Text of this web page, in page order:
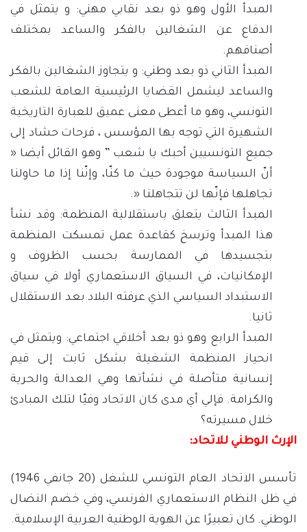
المبدأ الأول وهو ذو بعد نقابي مهني: و يتمثل في
الدفاع عن الشغالين بالفكر والساعد بمختلف
أصنافهم.
المبدأ الثاني ذو بعد وطني: و يتجاوز الشغالين بالفكر
والساعد ليشمل القضايا الرئيسية العامة للشعب
التونسي، وهو ما أعطى معنى عميق للعبارة التاريخية
الشهيرة التي توجه بها المؤسس ، فرحات حشاد إلى
جميع التونسيين أحبك يا شعب ” وهو القائل أيضا «
أنّ السياسة موجودة حيث ما كنّا، وإنّنا إذا ما حاولنا
تجاهلها فإنّها لن تتجاهلنا «.
المبدأ الثالث يتعلق باستقلالية المنظمة: وقد نشأ
هذا المبدأ وترسخ كقاعدة عمل تمسكت المنظمة
بتجسيدها في الممارسة بحسب الظروف و
الإمكانيات، في السياق الاستعماري أولا في سياق
الاستبداد السياسي الذي عرفته البلاد بعد الاستقلال
ثانيا.
المبدأ الرابع وهو ذو بعد أخلاقي اجتماعي: ويتمثل في
انحياز المنظمة الشغيلة بشكل ثابت إلى قيم
إنسانية متأصلة في نشأتها وهي العدالة والحرية
والكرامة. فإلي أي مدى كان الاتحاد وفيّا لتلك المبادئ
خلال مسيرته؟
الإرث الوطني للاتحاد:
تأسس الاتحاد العام التونسي للشغل (20 جانفي 1946)
في ظل النظام الاستعماري الفرنسي، وفي خضم النضال
الوطني. كان تعبيرًا عن الهوية الوطنية العربية الإسلامية.